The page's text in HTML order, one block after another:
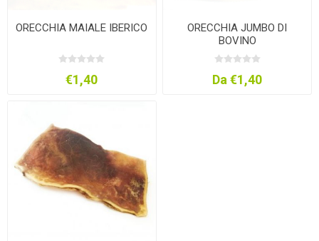
ORECCHIA MAIALE IBERICO
€1,40
ORECCHIA JUMBO DI
BOVINO
Da €1,40